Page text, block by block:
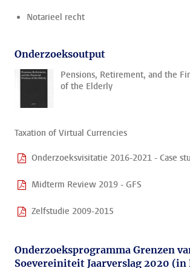
Notarieel recht
Onderzoeksoutput
Pensions, Retirement, and the
of the Elderly
Taxation of Virtual Currencies
Onderzoeksvisitatie 2016-2021 - Case
Midterm Review 2019 - GFS
Zelfstudie 2009-2015
Onderzoeksprogramma Grenzen
Soevereiniteit Jaarverslag 2020 (in